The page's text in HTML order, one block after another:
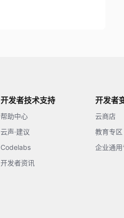
开发者技术支持
帮助中心
云声·建议
Codelabs
开发者资讯
开发者
云商店
教育专区
企业通用